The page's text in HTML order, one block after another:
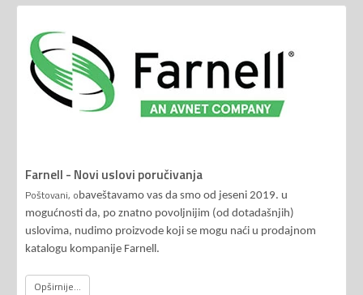
Farnell - Novi uslovi poručivanja
Poštovani, o baveštavamo vas da smo od jeseni 2019. u
mogućnosti da, po znatno povoljnijim (od dotadašnjih)
uslovima, nudimo proizvode koji se mogu naći u prodajnom
katalogu kompanije Farnell.
Opširnije...